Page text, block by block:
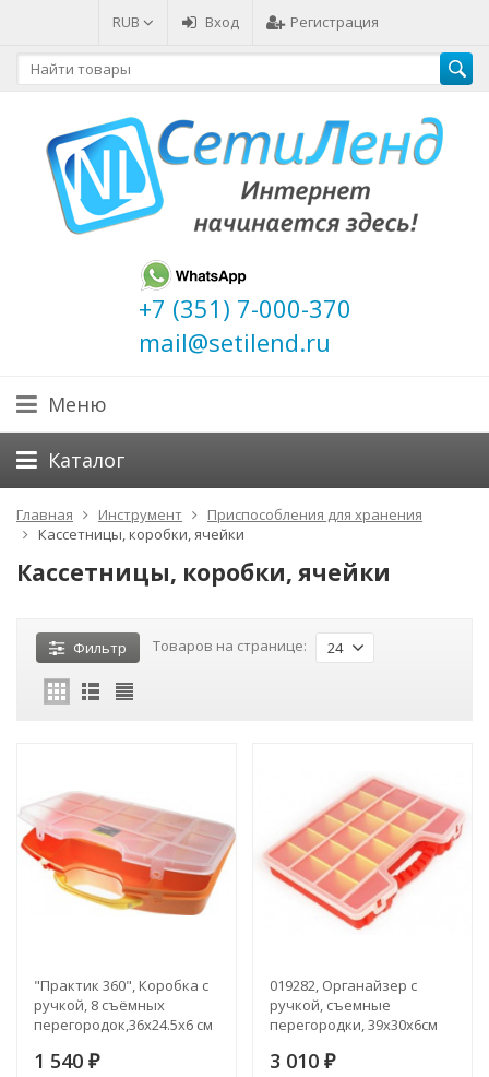
RUB Вход Регистрация
+7 (351) 7-000-370
mail@setilend.ru
Меню
Каталог
Главная Инструмент
Приспособления для хранения
Кассетницы, коробки, ячейки
Кассетницы, коробки, ячейки
Фильтр Товаров на странице: 24
"Практик 360", Коробка с
ручкой, 8 съёмных
перегородок,36х24.5х6 см
1 540 ₽
019282, Органайзер с
ручкой, съемные
перегородки, 39х30х6см
3 010 ₽